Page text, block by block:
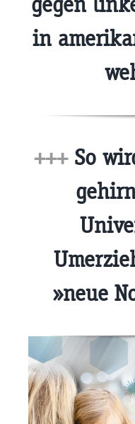
in
+++So
»neue